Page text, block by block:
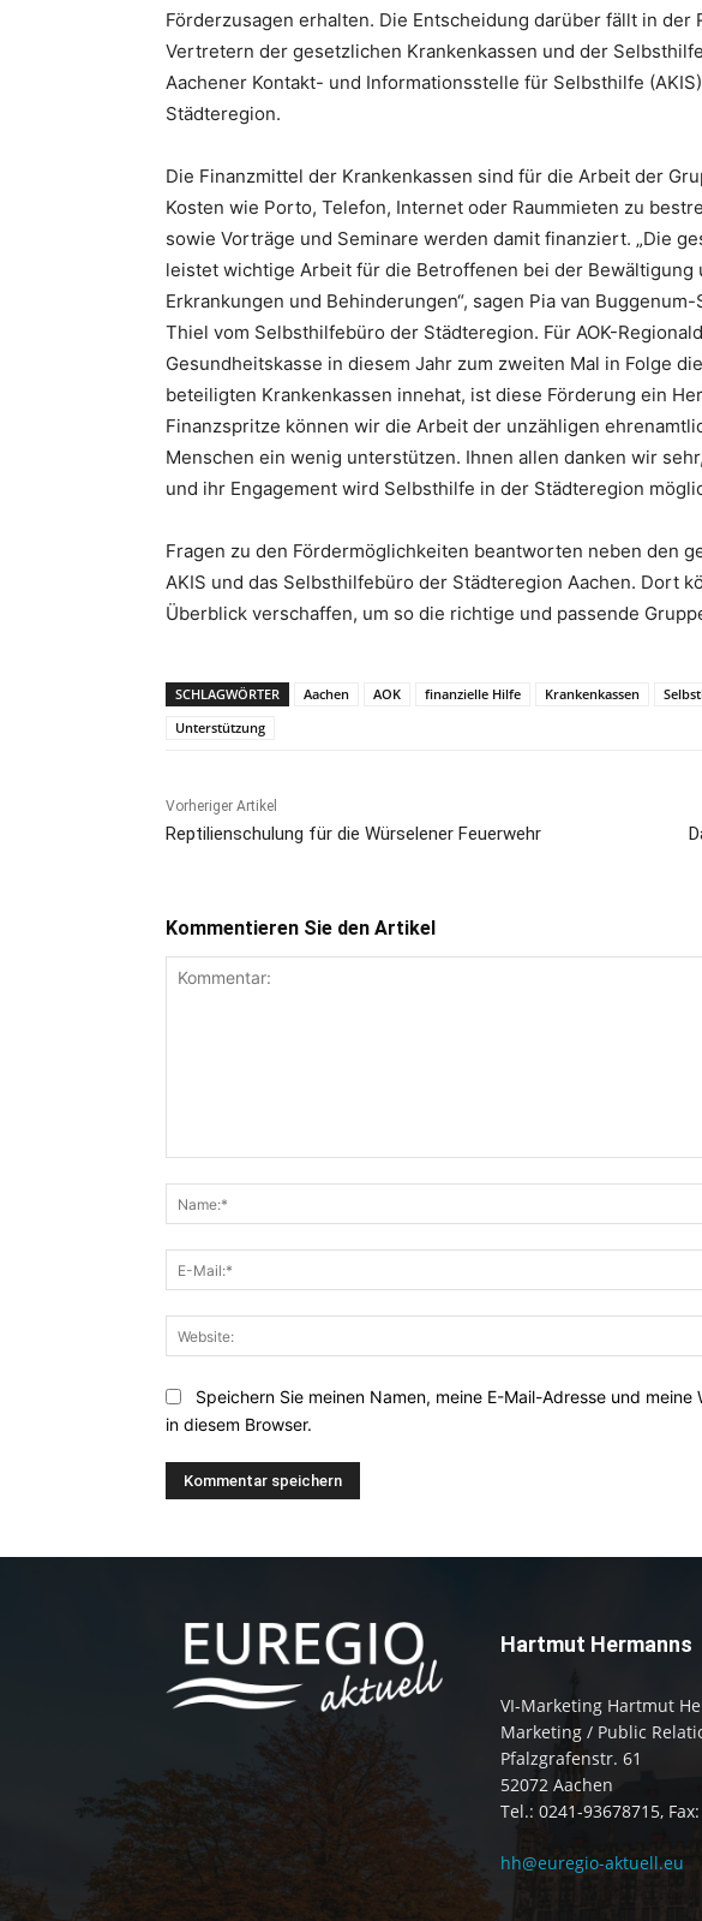
Förderzusagen erhalten. Die Entscheidung darüber fällt in der
Vertretern der gesetzlichen Krankenkassen und der
Aachener Kontakt- und Informationsstelle für Selbsthilfe
Städteregion.
Die Finanzmittel der Krankenkassen sind für die Arbeit der
Kosten wie Porto, Telefon, Internet oder Raummieten zu
sowie Vorträge und Seminare werden damit finanziert. „Die
leistet wichtige Arbeit für die Betroffenen bei der Bewältigung
Erkrankungen und Behinderungen“, sagen Pia van
Thiel vom Selbsthilfebüro der Städteregion. Für AOK-
Gesundheitskasse in diesem Jahr zum zweiten Mal in Folge
beteiligten Krankenkassen innehat, ist diese Förderung ein
Finanzspritze können wir die Arbeit der unzähligen
Menschen ein wenig unterstützen. Ihnen allen danken wir
und ihr Engagement wird Selbsthilfe in der Städteregion
Fragen zu den Fördermöglichkeiten beantworten neben den
AKIS und das Selbsthilfebüro der Städteregion Aachen. Dort
Überblick verschaffen, um so die richtige und passende
SCHLAGWÖRTER Aachen AOK finanzielle Hilfe Krankenkassen
Unterstützung
Vorheriger Artikel
Reptilienschulung für die Würselener Feuerwehr
Kommentieren Sie den Artikel
Speichern Sie meinen Namen, meine E-Mail-Adresse und
in diesem Browser.
Hartmut Hermanns
VI-Marketing Hartmut
Marketing / Public
Pfalzgrafenstr. 61
52072 Aachen
Tel.: 0241-93678715,
hh@euregio-aktuell.eu